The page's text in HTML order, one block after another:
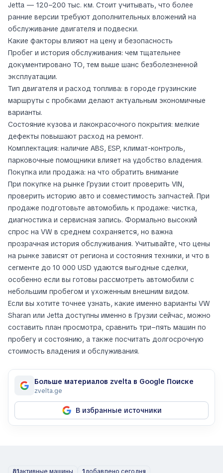
Jetta — 120–200 тыс. км. Стоит учитывать, что более
ранние версии требуют дополнительных вложений на
обслуживание двигателя и подвески.
Какие факторы влияют на цену и безопасность
Пробег и история обслуживания: чем тщательнее
документировано ТО, тем выше шанс безболезненной
эксплуатации.
Тип двигателя и расход топлива: в городе грузинские
маршруты с пробками делают актуальным экономичные
варианты.
Состояние кузова и лакокрасочного покрытия: мелкие
дефекты повышают расход на ремонт.
Комплектация: наличие ABS, ESP, климат-контроль,
парковочные помощники влияет на удобство владения.
Покупка или продажа: на что обратить внимание
При покупке на рынке Грузии стоит проверить VIN,
проверить историю авто и совместимость запчастей. При
продаже подготовьте автомобиль к продаже: чистка,
диагностика и сервисная запись. Формально высокий
спрос на VW в среднем сохраняется, но важна
прозрачная история обслуживания. Учитывайте, что цены
на рынке зависят от региона и состояния техники, и что в
сегменте до 10 000 USD удаются выгодные сделки,
особенно если вы готовы рассмотреть автомобили с
небольшим пробегом и ухоженным внешним видом.
Если вы хотите точнее узнать, какие именно варианты VW
Sharan или Jetta доступны именно в Грузии сейчас, можно
составить план просмотра, сравнить три–пять машин по
пробегу и состоянию, а также посчитать долгосрочную
стоимость владения и обслуживания.
Больше материалов zvelta в Google Поиске
zvelta.ge
В избранные источники